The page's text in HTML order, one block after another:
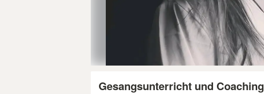
Gesangsunterricht und Coaching